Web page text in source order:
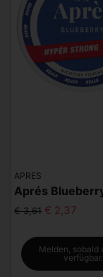
APRES
€ 3,61 € 2,37
Melden, sobald
verfügbar.